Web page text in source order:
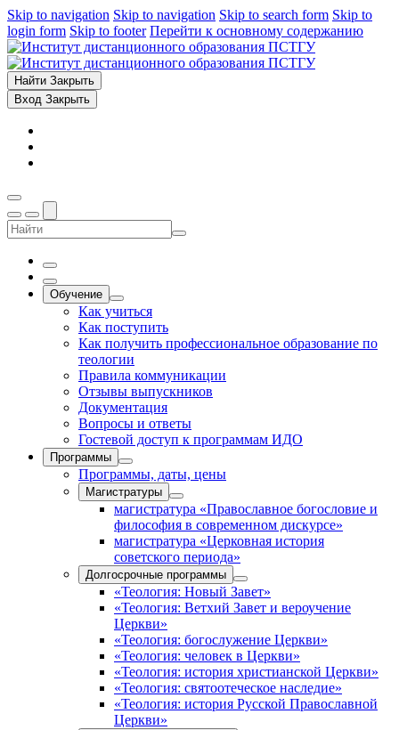
Skip to navigation Skip to navigation Skip to search form Skip to
login form Skip to footer Перейти к основному содержанию
Найти Закрыть
Вход Закрыть
Обучение
Как учиться
Как поступить
Как получить профессиональное образование по
теологии
Правила коммуникации
Отзывы выпускников
Документация
Вопросы и ответы
Гостевой доступ к программам ИДО
Программы
Программы, даты, цены
Магистратуры
магистратура «Православное богословие и
философия в современном дискурсе»
магистратура «Церковная история
советского периода»
Долгосрочные программы
«Теология: Новый Завет»
«Теология: Ветхий Завет и вероучение
Церкви»
«Теология: богослужение Церкви»
«Теология: человек в Церкви»
«Теология: история христианской Церкви»
«Теология: святоотеческое наследие»
«Теология: история Русской Православной
Церкви»